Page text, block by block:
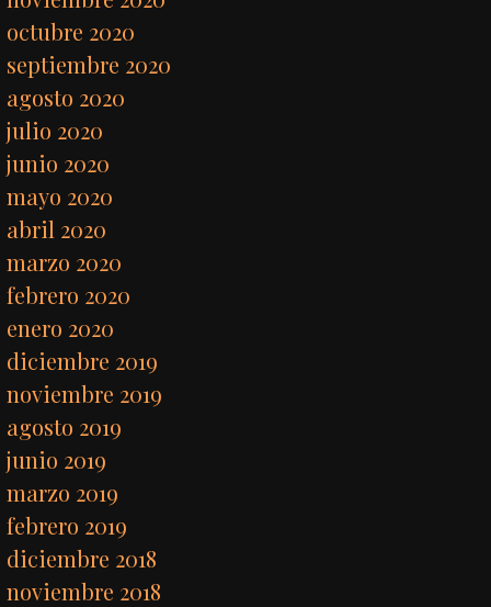
octubre 2020
septiembre 2020
agosto 2020
julio 2020
junio 2020
mayo 2020
abril 2020
marzo 2020
febrero 2020
enero 2020
diciembre 2019
noviembre 2019
agosto 2019
junio 2019
marzo 2019
febrero 2019
diciembre 2018
noviembre 2018